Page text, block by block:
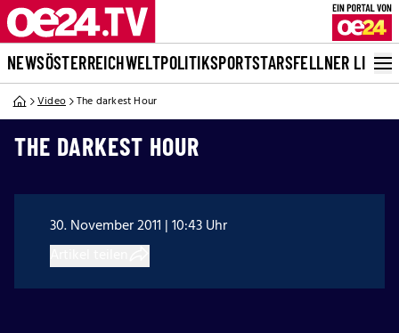
NEWSÖSTERREICHWELTPOLITIKSPORTSTARSFELLNER LIVE
Video The darkest Hour
THE DARKEST HOUR
30. November 2011 | 10:43 Uhr